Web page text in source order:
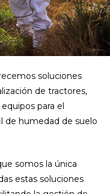
soluciones
de tractores,
para el
de humedad de suelo
somos la única
estas soluciones